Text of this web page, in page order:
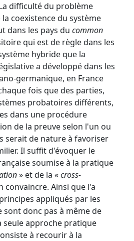
difficulté du problème
coexistence du système
dans les pays du common
qui est de règle dans les
hybride que la
a développé dans les
germanique, en France
fois que des parties,
probatoires différents,
dans une procédure
de la preuve selon l'un ou
serait de nature à favoriser
Il suffit d'évoquer le
soumise à la pratique
» et de la «cross-
convaincre. Ainsi que l'a
appliqués par les
donc pas à même de
seule approche pratique
à recourir à la